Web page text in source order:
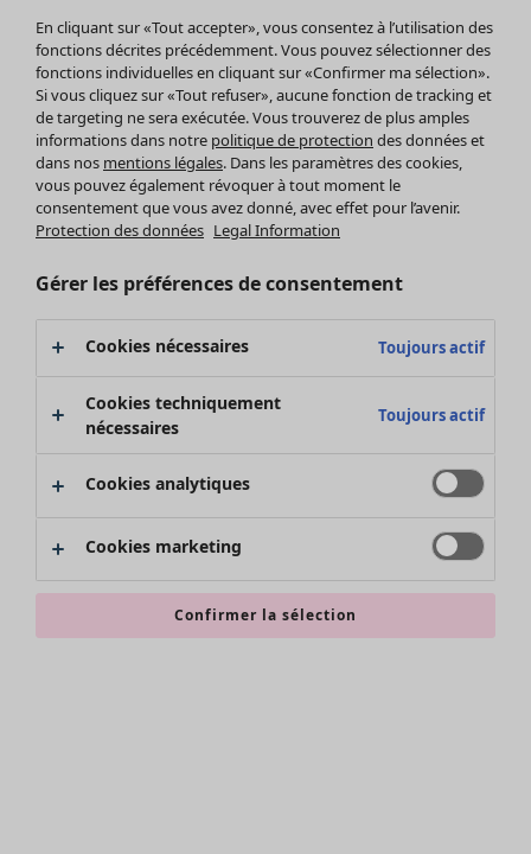
Leggings et collants
Accessoires
Chaussures
Vêtements de bain
Basics
Soldes Mobilier
Bonnes affaires déco
Décoration
Textiles
Tapis
Éponge
Promos SOLDES
Les promos de Gudrun Sjödén
Nouvel arrivage
Bonnes affaires en soldes - jusqu'à -70
En cliquant sur «Tout accepter», vous consentez à l’utilisation des
fonctions décrites précédemment. Vous pouvez sélectionner des
fonctions individuelles en cliquant sur «Confirmer ma sélection».
Si vous cliquez sur «Tout refuser», aucune fonction de tracking et
de targeting ne sera exécutée. Vous trouverez de plus amples
informations dans notre politique de protection des données et
dans nos mentions légales. Dans les paramètres des cookies,
vous pouvez également révoquer à tout moment le
consentement que vous avez donné, avec effet pour l’avenir.
Protection des données Legal Information
Gérer les préférences de consentement
Cookies nécessaires Toujours actif
Cookies techniquement
nécessaires
Toujours actif
Cookies analytiques
Cookies marketing
Confirmer la sélection